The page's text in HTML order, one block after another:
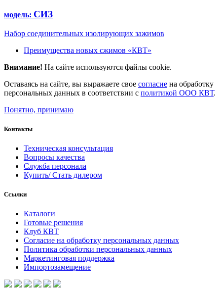
модель: СИЗ
Набор соединительных изолирующих зажимов
Преимущества новых сжимов «КВТ»
Внимание! На сайте используются файлы cookie.
Оставаясь на сайте, вы выражаете свое согласие на обработку
персональных данных в соответствии с политикой ООО КВТ.
Понятно, принимаю
Контакты
Техническая консультация
Вопросы качества
Служба персонала
Купить/ Стать дилером
Ссылки
Каталоги
Готовые решения
Клуб КВТ
Согласие на обработку персональных данных
Политика обработки персональных данных
Маркетинговая поддержка
Импортозамещение